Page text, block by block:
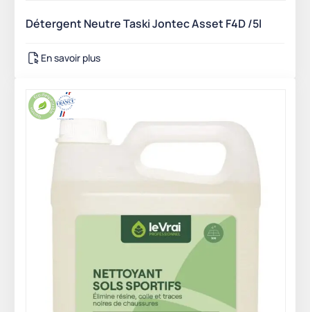
Détergent Neutre Taski Jontec Asset F4D /5l
En savoir plus